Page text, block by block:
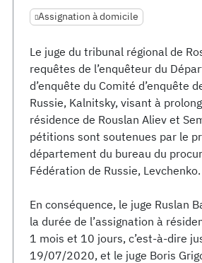
Assignation à domicile
Le juge du tribunal régional de
requêtes de l’enquêteur du
d’enquête du Comité d’enquête
Russie, Kalnitsky, visant à
résidence de Rouslan Aliev et
pétitions sont soutenues par le
département du bureau du
Fédération de Russie, Levchenko.
En conséquence, le juge Ruslan
la durée de l’assignation à
1 mois et 10 jours, c’est-à-dire
19/07/2020, et le juge Boris